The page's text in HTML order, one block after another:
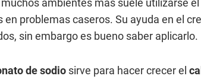
ambientes más suele utilizarse el
problemas caseros. Su ayuda en el
sin embargo es bueno saber aplicarlo.
de sodio sirve para hacer crecer el